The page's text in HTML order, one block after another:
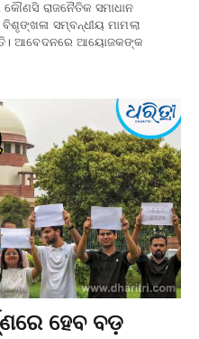
ରାଜନୈତିକ ସମାଧାନ
ସମ୍ବନ୍ଧୀୟ ମାମଲା
ଆବେଦନରେ ଆୟୋଜକଙ୍କ
ହେବ ବଡ଼